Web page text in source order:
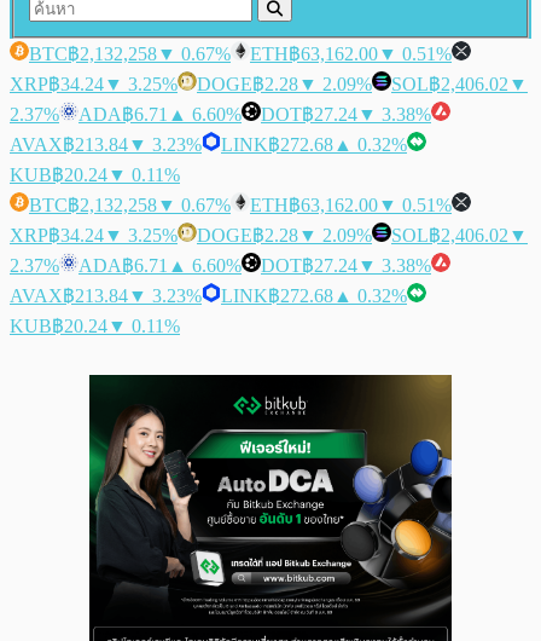
BTC฿2,132,258▼ 0.67% ETH฿63,162.00▼ 0.51%
XRP฿34.24▼ 3.25% DOGE฿2.28▼ 2.09% SOL฿2,406.02 ▼
2.37%
ADA฿6.71 ▲ 6.60% DOT฿27.24▼ 3.38%
AVAX฿213.84▼ 3.23% LINK฿272.68 ▲ 0.32%
KUB฿20.24▼ 0.11%
BTC฿2,132,258▼ 0.67% ETH฿63,162.00▼ 0.51%
XRP฿34.24▼ 3.25% DOGE฿2.28▼ 2.09% SOL฿2,406.02 ▼
2.37%
ADA฿6.71 ▲ 6.60% DOT฿27.24▼ 3.38%
AVAX฿213.84▼ 3.23% LINK฿272.68 ▲ 0.32%
KUB฿20.24▼ 0.11%